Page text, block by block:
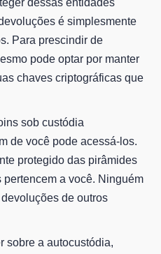
dessas entidades
é simplesmente
Para prescindir de
pode optar por manter
chaves criptográficas que
sob custódia
de você pode acessá-los.
protegido das pirâmides
a você. Ninguém
de outros
sobre a autocustódia,